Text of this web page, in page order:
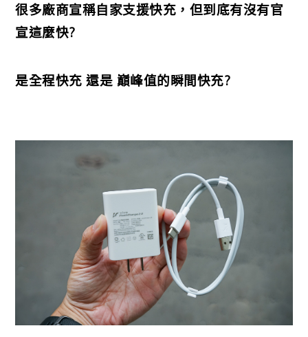
很多廠商宣稱自家支援快充，但到底有沒有官
宣這麼快?
是全程快充 還是 巔峰值的瞬間快充?